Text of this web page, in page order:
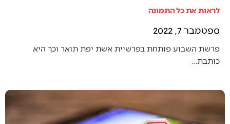
לראות את כל התמונה
ספטמבר 7, 2022
פרשת השבוע פותחת בפרשיית אשת יפת תואר וכך היא
כותבת…